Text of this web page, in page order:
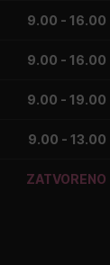
9.00 - 16.00
9.00 - 16.00
9.00 - 19.00
9.00 - 13.00
ZATVORENO